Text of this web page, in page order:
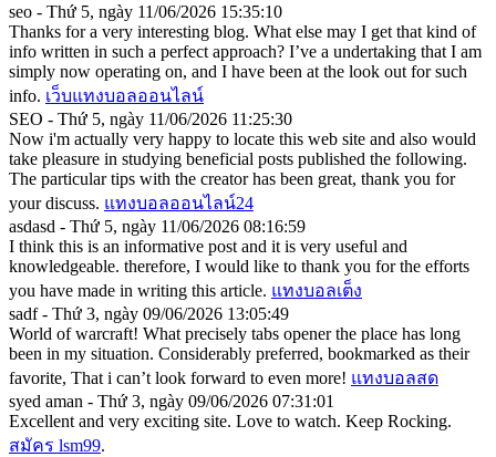
seo - Thứ 5, ngày 11/06/2026 15:35:10
Thanks for a very interesting blog. What else may I get that kind of
info written in such a perfect approach? I’ve a undertaking that I am
simply now operating on, and I have been at the look out for such
info. เว็บแทงบอลออนไลน์
SEO - Thứ 5, ngày 11/06/2026 11:25:30
Now i'm actually very happy to locate this web site and also would
take pleasure in studying beneficial posts published the following.
The particular tips with the creator has been great, thank you for
your discuss. แทงบอลออนไลน์24
asdasd - Thứ 5, ngày 11/06/2026 08:16:59
I think this is an informative post and it is very useful and
knowledgeable. therefore, I would like to thank you for the efforts
you have made in writing this article. แทงบอลเต็ง
sadf - Thứ 3, ngày 09/06/2026 13:05:49
World of warcraft! What precisely tabs opener the place has long
been in my situation. Considerably preferred, bookmarked as their
favorite, That i can’t look forward to even more! แทงบอลสด
syed aman - Thứ 3, ngày 09/06/2026 07:31:01
Excellent and very exciting site. Love to watch. Keep Rocking.
สมัคร lsm99.